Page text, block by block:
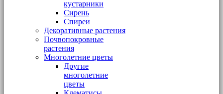
кустарники
Сирень
Спиреи
Декоративные растения
Почвопокровные
растения
Многолетние цветы
Другие
многолетние
цветы